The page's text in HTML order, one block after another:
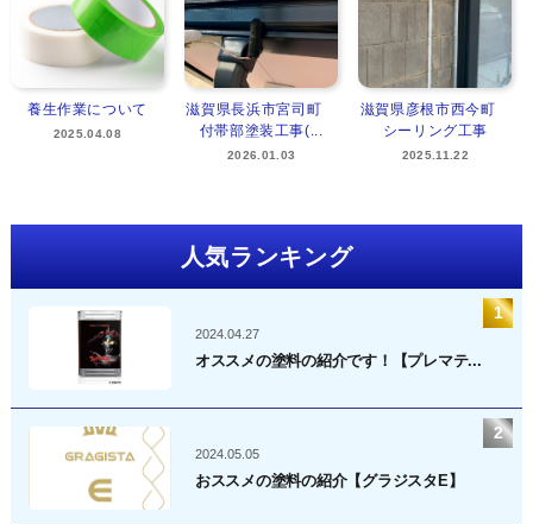
養生作業について
2025.04.08
滋賀県長浜市宮司町
付帯部塗装工事(...
2026.01.03
滋賀県彦根市西今町
シーリング工事
2025.11.22
人気ランキング
2024.04.27
オススメの塗料の紹介です！【プレマテ...
2024.05.05
おススメの塗料の紹介【グラジスタE】